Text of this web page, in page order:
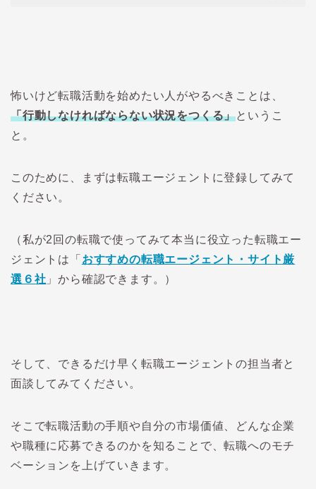
怖いけど転職活動を始めたい人がやるべきことは、
「行動しなければならない状況をつくる」というこ
と。
このために、まずは転職エージェントに登録してみて
ください。
（私が2回の転職で使ってみて本当に役立った転職エー
ジェントは「 おすすめの転職エージェント・サイト厳
選６社 」から確認できます。）
そして、できるだけ早く転職エージェントの担当者と
面談してみてください。
そこで転職活動の手順や自分の市場価値、どんな企業
や職種に応募できるのかを知ることで、転職へのモチ
ベーションを上げていきます。